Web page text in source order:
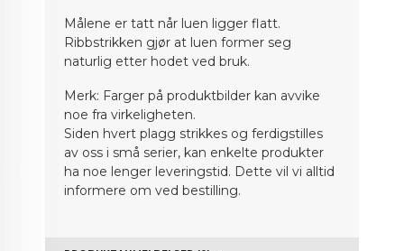
Målene er tatt når luen ligger flatt.
Ribbstrikken gjør at luen former seg
naturlig etter hodet ved bruk.
Merk: Farger på produktbilder kan avvike
noe fra virkeligheten.
Siden hvert plagg strikkes og ferdigstilles
av oss i små serier, kan enkelte produkter
ha noe lenger leveringstid. Dette vil vi alltid
informere om ved bestilling.